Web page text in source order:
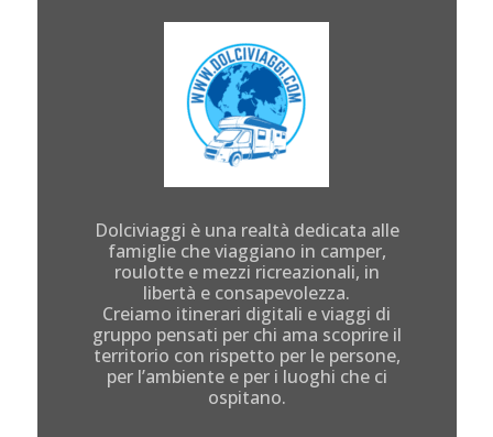
Dolciviaggi è una realtà dedicata alle
famiglie che viaggiano in camper,
roulotte e mezzi ricreazionali, in
libertà e consapevolezza.
Creiamo itinerari digitali e viaggi di
gruppo pensati per chi ama scoprire il
territorio con rispetto per le persone,
per l’ambiente e per i luoghi che ci
ospitano.